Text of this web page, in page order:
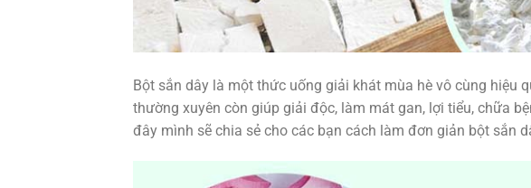
Bột sắn dây là một thức uống giải khát mùa hè vô cùng hiệu
thường xuyên còn giúp giải độc, làm mát gan, lợi tiểu, chữa
đây mình sẽ chia sẻ cho các bạn cách làm đơn giản bột sắn